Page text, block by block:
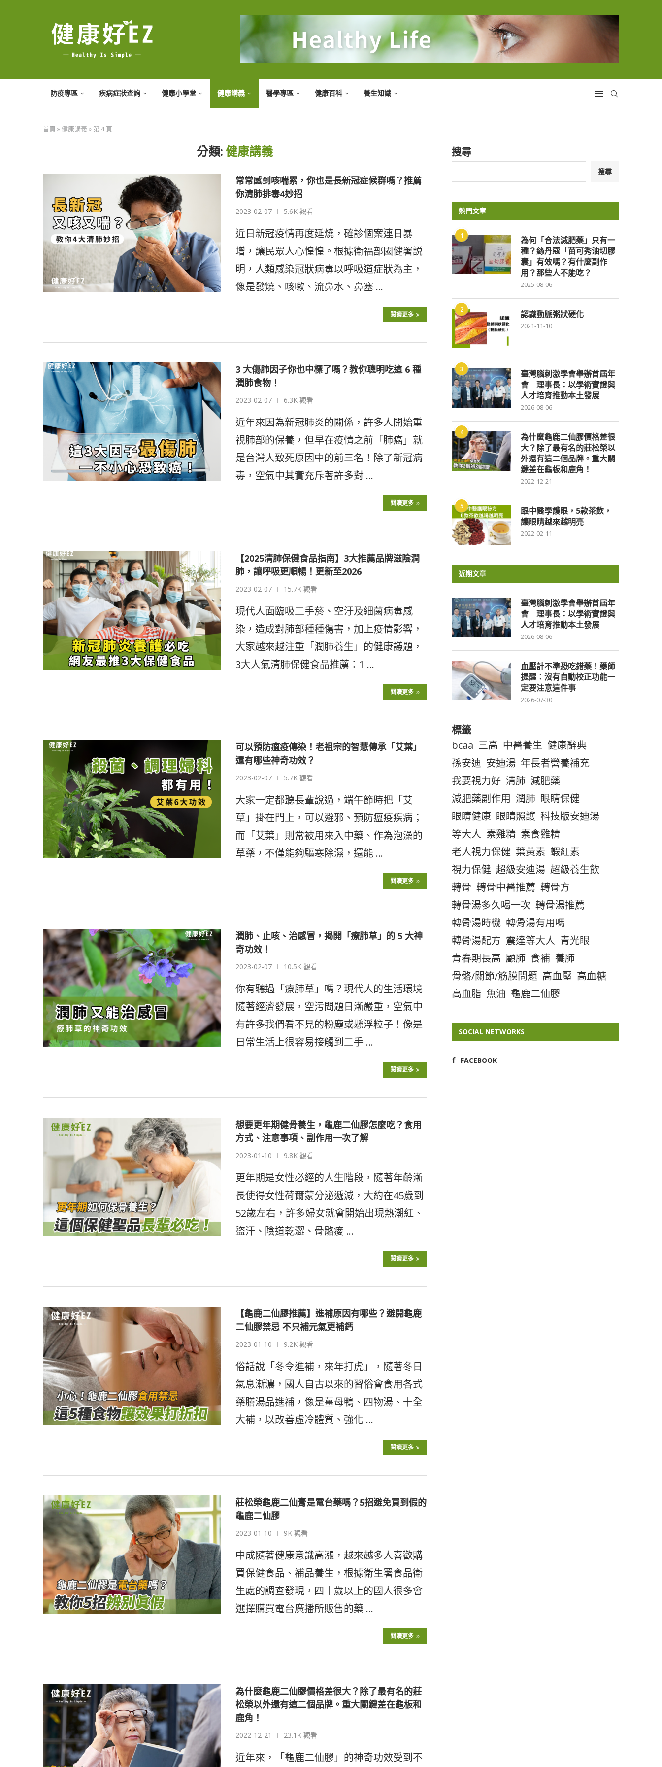
防疫專區 疾病症狀查詢 健康小學堂 健康講義 醫學專區 健康百科 養生知識
首頁 »健康講義 » 第 4 頁
分類: 健康講義
常常感到咳喘累，你也是長新冠症候群嗎？推薦
你清肺排毒4妙招
2023-02-07 5.6K 觀看
近日新冠疫情再度延燒，確診個案連日暴
增，讓民眾人心惶惶。根據衛福部國健署説
明，人類感染冠狀病毒以呼吸道症狀為主，
像是發燒、咳嗽、流鼻水、鼻塞 …
閱讀更多
3 大傷肺因子你也中標了嗎？教你聰明吃這 6 種
潤肺食物！
2023-02-07 6.3K 觀看
近年來因為新冠肺炎的關係，許多人開始重
視肺部的保養，但早在疫情之前「肺癌」就
是台灣人致死原因中的前三名！除了新冠病
毒，空氣中其實充斥著許多對 …
閱讀更多
【2025清肺保健食品指南】3大推薦品牌滋陰潤
肺，讓呼吸更順暢！更新至2026
2023-02-07 15.7K 觀看
現代人面臨吸二手菸、空汙及細菌病毒感
染，造成對肺部種種傷害，加上疫情影響，
大家越來越注重「潤肺養生」的健康議題，
3大人氣清肺保健食品推薦：1 …
閱讀更多
可以預防瘟疫傳染！老祖宗的智慧傳承「艾葉」
還有哪些神奇功效？
2023-02-07 5.7K 觀看
大家一定都聽長輩說過，端午節時把「艾
草」掛在門上，可以避邪、預防瘟疫疾病；
而「艾葉」則常被用來入中藥、作為泡澡的
草藥，不僅能夠驅寒除濕，還能 …
閱讀更多
潤肺、止咳、治感冒，揭開「療肺草」的 5 大神
奇功效！
2023-02-07 10.5K 觀看
你有聽過「療肺草」嗎？現代人的生活環境
隨著經濟發展，空污問題日漸嚴重，空氣中
有許多我們看不見的粉塵或懸浮粒子！像是
日常生活上很容易接觸到二手 …
閱讀更多
想要更年期健骨養生，龜鹿二仙膠怎麼吃？食用
方式、注意事項、副作用一次了解
2023-01-10 9.8K 觀看
更年期是女性必經的人生階段，隨著年齡漸
長使得女性荷爾蒙分泌遞減，大約在45歲到
52歲左右，許多婦女就會開始出現熱潮紅、
盜汗、陰道乾澀、骨骼痠 …
閱讀更多
【龜鹿二仙膠推薦】進補原因有哪些？避開龜鹿
二仙膠禁忌 不只補元氣更補鈣
2023-01-10 9.2K 觀看
俗話說「冬令進補，來年打虎」，隨著冬日
氣息漸濃，國人自古以來的習俗會食用各式
藥膳湯品進補，像是薑母鴨、四物湯、十全
大補，以改善虛冷體質、強化 …
閱讀更多
莊松榮龜鹿二仙膏是電台藥嗎？5招避免買到假的
龜鹿二仙膠
2023-01-10 9K 觀看
中成隨著健康意識高漲，越來越多人喜歡購
買保健食品、補品養生，根據衛生署食品衛
生處的調查發現，四十歲以上的國人很多會
選擇購買電台廣播所販售的藥 …
閱讀更多
為什麼龜鹿二仙膠價格差很大？除了最有名的莊
松榮以外還有這二個品牌。重大關鍵差在龜板和
鹿角！
2022-12-21 23.1K 觀看
近年來，「龜鹿二仙膠」的神奇功效受到不
搜尋
搜尋
熱門文章
1
為何「合法減肥藥」只有一
種？絲丹蔻「苗可秀油切膠
囊」有效嗎？有什麼副作
用？那些人不能吃？
2025-08-06
2 認識動脈粥狀硬化
2021-11-10
3
臺灣腦刺激學會舉辦首屆年
會 理事長：以學術實證與
人才培育推動本土發展
2026-08-06
4
為什麼龜鹿二仙膠價格差很
大？除了最有名的莊松榮以
外還有這二個品牌。重大關
鍵差在龜板和鹿角！
2022-12-21
5
跟中醫學護眼，5款茶飲，
讓眼睛越來越明亮
2022-02-11
近期文章
臺灣腦刺激學會舉辦首屆年
會 理事長：以學術實證與
人才培育推動本土發展
2026-08-06
血壓計不準恐吃錯藥！藥師
提醒：沒有自動校正功能一
定要注意這件事
2026-07-30
標籤
bcaa 三高 中醫養生 健康辭典
孫安迪 安迪湯 年長者營養補充
我要視力好 清肺 減肥藥
減肥藥副作用 潤肺 眼睛保健
眼睛健康 眼睛照護 科技版安迪湯
等大人 素雞精 素食雞精
老人視力保健 葉黃素 蝦紅素
視力保健 超級安迪湯 超級養生飲
轉骨 轉骨中醫推薦 轉骨方
轉骨湯多久喝一次 轉骨湯推薦
轉骨湯時機 轉骨湯有用嗎
轉骨湯配方 震達等大人 青光眼
青春期長高 顧肺 食補 養肺
骨骼/關節/筋膜問題 高血壓 高血糖
高血脂 魚油 龜鹿二仙膠
SOCIAL NETWORKS
FACEBOOK